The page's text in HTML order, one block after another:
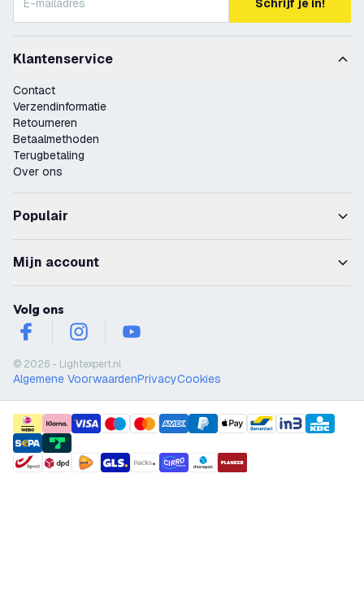
Schrijf je in!
Klantenservice
Contact
Verzendinformatie
Retourneren
Betaalmethoden
Terugbetaling
Over ons
Populair
Mijn account
Volg ons
facebookinstagramyoutube
© 2026 - Lightexpert.nl
Algemene VoorwaardenPrivacyCookies
payment methods
shipment methods